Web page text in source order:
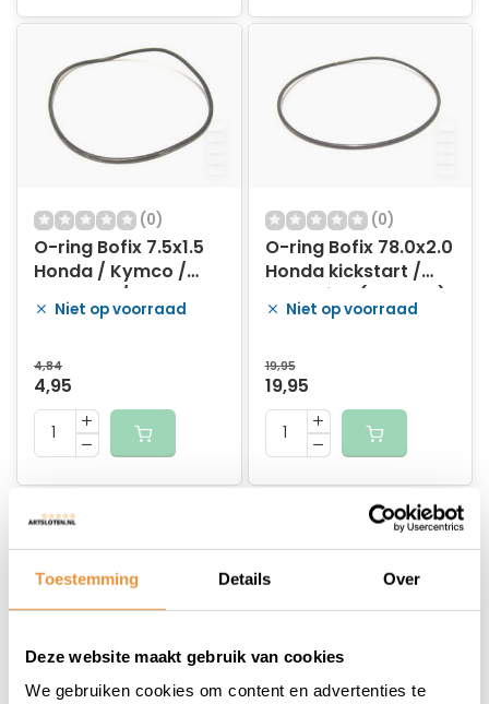
Toestemming Details Over
Deze website maakt gebruik van cookies
We gebruiken cookies om content en advertenties te
(0)
O-ring Bofix 7.5x1.5
Honda / Kymco /
Wallaroo /
remsegment (12
Niet op voorraad
4,84
4,95
(0)
O-ring Bofix 78.0x2.0
Honda kickstart /
koppeling (12 stuks)
Niet op voorraad
19,95
19,95
(0) (0)